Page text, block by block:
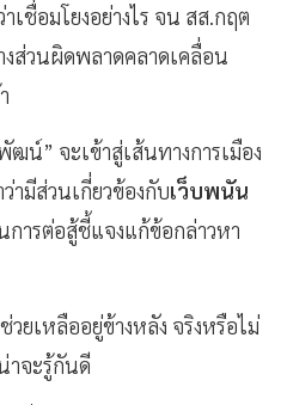
เชื่อมโยงอย่างไร จน สส.กฤต
ส่วนผิดพลาดคลาดเคลื่อน
น์” จะเข้าสู่เส้นทางการเมือง
ามีส่วนเกี่ยวข้องกับเว็บพนัน
การต่อสู้ชี้แจงแก้ข้อกล่าวหา
ยเหลืออยู่ข้างหลัง จริงหรือไม่
าจะรู้กันดี